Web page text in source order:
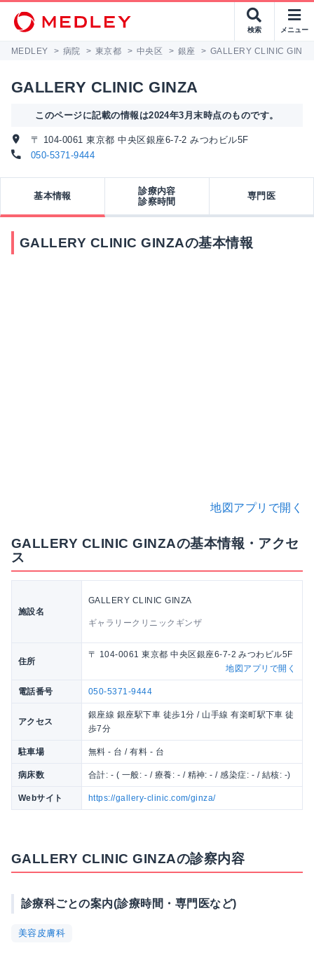
検索 メニュー
MEDLEY > 病院 > 東京都 > 中央区 > 銀座 > GALLERY CLINIC GINZA
GALLERY CLINIC GINZA
このページに記載の情報は2024年3月末時点のものです。
〒 104-0061 東京都 中央区銀座6-7-2 みつわビル5F
050-5371-9444
基本情報
診療内容
診察時間
専門医
GALLERY CLINIC GINZAの基本情報
地図アプリで開く
GALLERY CLINIC GINZAの基本情報・アクセ
ス
施設名
GALLERY CLINIC GINZA
ギャラリークリニックギンザ
住所
〒 104-0061 東京都 中央区銀座6-7-2 みつわビル5F
地図アプリで開く
電話番号 050-5371-9444
アクセス
銀座線 銀座駅下車 徒歩1分 / 山手線 有楽町駅下車 徒
歩7分
駐車場 無料 - 台 / 有料 - 台
病床数 合計: - ( 一般: - / 療養: - / 精神: - / 感染症: - / 結核: -)
Webサイト https://gallery-clinic.com/ginza/
GALLERY CLINIC GINZAの診察内容
診療科ごとの案内(診療時間・専門医など)
美容皮膚科